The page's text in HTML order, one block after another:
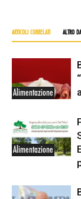
ARTICOLI CORRELATI ALTRO
Alimentazione
Alimentazione